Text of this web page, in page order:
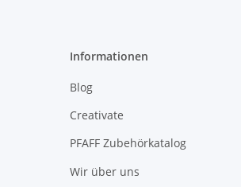
Informationen
Blog
Creativate
PFAFF Zubehörkatalog
Wir über uns